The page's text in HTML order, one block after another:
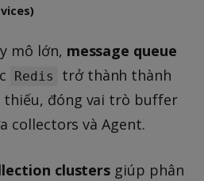
mô lớn, message queue
Redis
trở thành thành
thiếu, đóng vai trò buffer
collectors và Agent.
clusters giúp phân